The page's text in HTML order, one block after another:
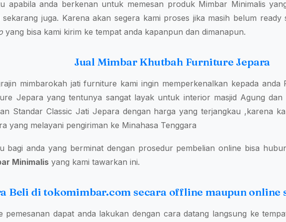
apabila anda berkenan untuk memesan produk Mimbar Minimalis
sekarang juga. Karena akan segera kami proses jika masih belum
yang bisa kami kirim ke tempat anda kapanpun dan dimanapun.
Jual Mimbar Khutbah Furniture Jepara
mimbarokah jati furniture kami ingin memperkenalkan kepada anda
Jepara yang tentunya sangat layak untuk interior masjid Agung dan
Standar Classic Jati Jepara dengan harga yang terjangkau ,karena
yang melayani pengiriman ke Minahasa Tenggara
bagi anda yang berminat dengan prosedur pembelian online bisa
Minimalis yang kami tawarkan ini.
Beli di tokomimbar.com secara offline maupun online
pemesanan dapat anda lakukan dengan cara datang langsung ke